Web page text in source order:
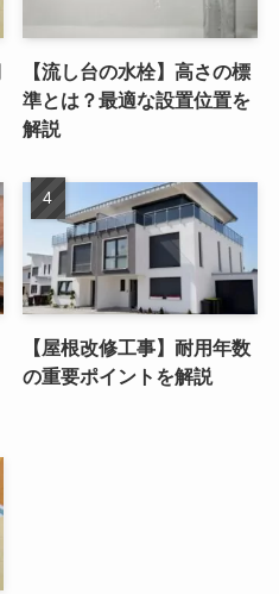
【流し台の水栓】高さの標
準とは？最適な設置位置を
解説
【屋根改修工事】耐用年数
の重要ポイントを解説